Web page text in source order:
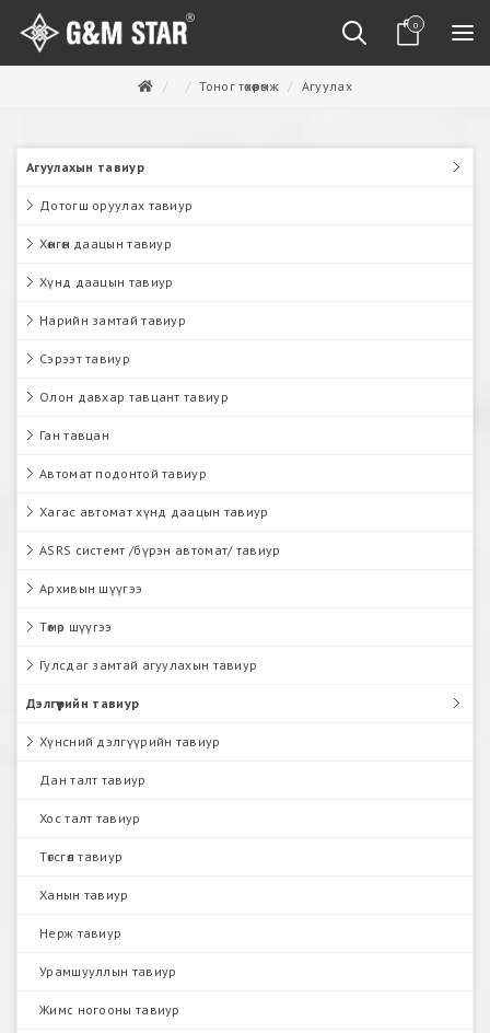
0
Тоног төхөөрөмж Агуулах
Агуулахын тавиур
Дотогш оруулах тавиур
Хөнгөн даацын тавиур
Хүнд даацын тавиур
Нарийн замтай тавиур
Сэрээт тавиур
Олон давхар тавцант тавиур
Ган тавцан
Автомат подонтой тавиур
Хагас автомат хүнд даацын тавиур
ASRS системт /бүрэн автомат/ тавиур
Архивын шүүгээ
Төмөр шүүгээ
Гулсдаг замтай агуулахын тавиур
Дэлгүүрийн тавиур
Хүнсний дэлгүүрийн тавиур
Дан талт тавиур
Хос талт тавиур
Төгсгөл тавиур
Ханын тавиур
Нерж тавиур
Урамшууллын тавиур
Жимс ногооны тавиур